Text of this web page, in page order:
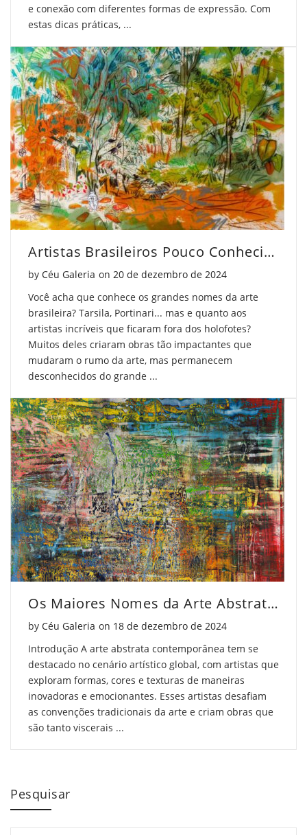
e conexão com diferentes formas de expressão. Com
estas dicas práticas, ...
Artistas Brasileiros Pouco Conhecidos Que Você Deve Conhecer
by Céu Galeria on Posted on
20 de dezembro de 2024
Você acha que conhece os grandes nomes da arte
brasileira? Tarsila, Portinari... mas e quanto aos
artistas incríveis que ficaram fora dos holofotes?
Muitos deles criaram obras tão impactantes que
mudaram o rumo da arte, mas permanecem
desconhecidos do grande ...
Os Maiores Nomes da Arte Abstrata Contemporânea
by Céu Galeria on Posted on
18 de dezembro de 2024
Introdução A arte abstrata contemporânea tem se
destacado no cenário artístico global, com artistas que
exploram formas, cores e texturas de maneiras
inovadoras e emocionantes. Esses artistas desafiam
as convenções tradicionais da arte e criam obras que
são tanto viscerais ...
Pesquisar